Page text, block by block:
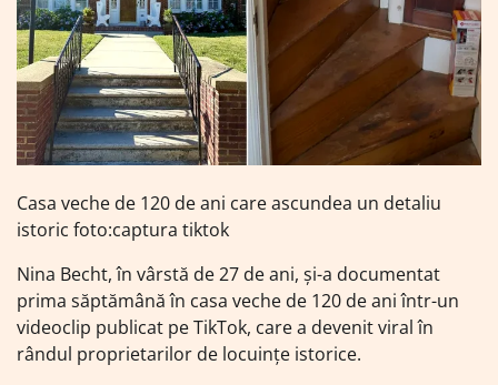
Casa veche de 120 de ani care ascundea un detaliu
istoric foto:captura tiktok
Nina Becht, în vârstă de 27 de ani, și-a documentat
prima săptămână în casa veche de 120 de ani într-un
videoclip publicat pe TikTok, care a devenit viral în
rândul proprietarilor de locuințe istorice.